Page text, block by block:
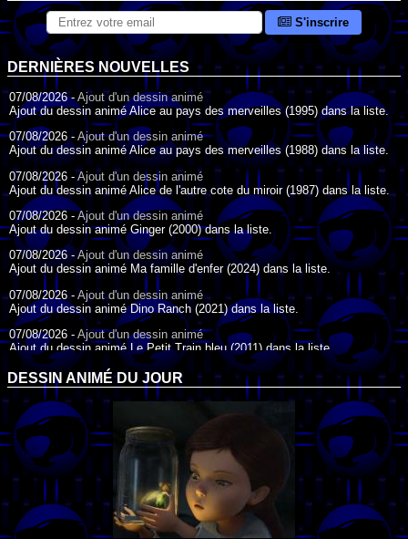
S'inscrire
DERNIÈRES NOUVELLES
07/08/2026 -Ajout d'un dessin animé
Ajout du dessin animé Alice au pays des merveilles (1995) dans la liste.
07/08/2026 - Ajout d'un dessin animé
Ajout du dessin animé Alice au pays des merveilles (1988) dans la liste.
07/08/2026 - Ajout d'un dessin animé
Ajout du dessin animé Alice de l'autre cote du miroir (1987) dans la liste.
07/08/2026 -Ajout d'un dessin animé
Ajout du dessin animé Ginger (2000) dans la liste.
07/08/2026 -Ajout d'un dessin animé
Ajout du dessin animé Ma famille d'enfer (2024) dans la liste.
07/08/2026 -Ajout d'un dessin animé
Ajout du dessin animé Dino Ranch (2021) dans la liste.
07/08/2026 - Ajout d'un dessin animé
Ajout du dessin animé Le Petit Train bleu (2011) dans la liste.
07/08/2026 -Ajout d'un dessin animé
Ajout du dessin animé Agent Spécial Oso (2009) dans la liste.
17/07/2026 -Ajout d'un dessin animé
Ajout du dessin animé Peter Pan (1988) dans la liste.
17/07/2026 - Ajout d'un dessin animé
Ajout du dessin animé Le Bossu de Notre-Dame (1996) dans la liste.
DESSIN ANIMÉ DU JOUR